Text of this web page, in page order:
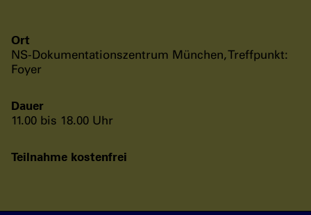
Ort
NS-Dokumentationszentrum München, Treffpunkt:
Foyer
Dauer
11.00 bis 18.00 Uhr
Teilnahme kostenfrei